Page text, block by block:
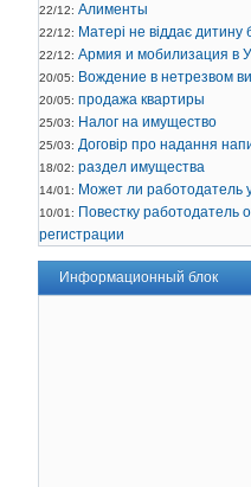
22/12: Алименты
22/12: Матері не віддає дитину
22/12: Армия и мобилизация в
20/05: Вождение в нетрезвом
20/05: продажа квартиры
25/03: Налог на имущество
25/03: Договір про надання
18/02: раздел имущества
14/01: Может ли работодатель
10/01: Повестку работодатель
регистрации
Информационный блок